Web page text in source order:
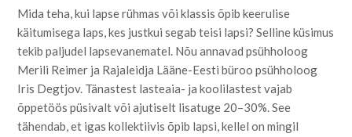
Mida teha, kui lapse rühmas või klassis õpib keerulise
käitumisega laps, kes justkui segab teisi lapsi? Selline küsimus
tekib paljudel lapsevanematel. Nõu annavad psühholoog
Merili Reimer ja Rajaleidja Lääne-Eesti büroo psühholoog
Iris Degtjov. Tänastest lasteaia- ja koolilastest vajab
õppetöös püsivalt või ajutiselt lisatuge 20–30%. See
tähendab, et igas kollektiivis õpib lapsi, kellel on mingil